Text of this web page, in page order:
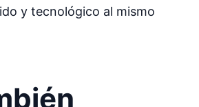
y tecnológico al mismo